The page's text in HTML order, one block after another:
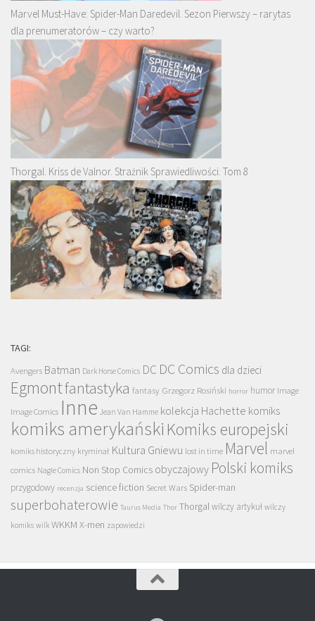
Marvel Must-Have: Spider-Man Daredevil. Sezon Pierwszy – rarytas
dla prenumeratorów – czy warto?
Thorgal. Kriss de Valnor. Strażnik Sprawiedliwości. Tom 8
TAGI:
Avengers Batman Dark Horse Comics DC DC Comics dla dzieci
Egmontfantastyka fantasy Grzegorz Rosiński horror humor Image
Image Comics Inne Jean Van Hamme kolekcja Hachette komiks
komiks amerykański Komiks europejski
komiks historyczny kryminał Kultura Gniewu lost in time Marvel marvel
comics Nagle Comics Non Stop Comics obyczajowy Polski komiks
przygodowy recenzja science fiction Secret Wars Spider-man
superbohaterowie Taurus Media Thor Thorgalwilczy artykuł wilczy
komiks wilk WKKM X-men zapowiedzi